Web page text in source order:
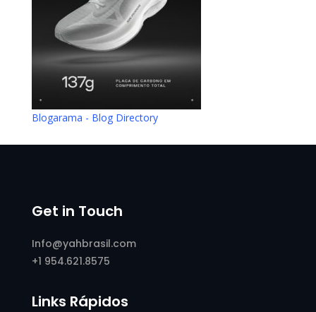
Blogarama - Blog Directory
Get in Touch
Info@yahbrasil.com
+1 954.621.8575
Links Rápidos